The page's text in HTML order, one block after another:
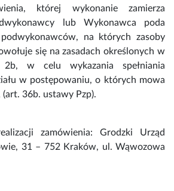
której wykonanie zamierza
lub Wykonawca poda
na których zasoby
się na zasadach określonych w
w celu wykazania spełniania
w postępowaniu, o których mowa
36b. ustawy Pzp).
zamówienia: Grodzki Urząd
31 – 752 Kraków, ul. Wąwozowa